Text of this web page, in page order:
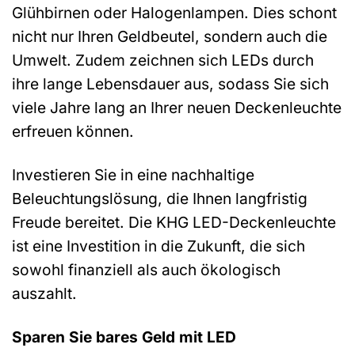
Glühbirnen oder Halogenlampen. Dies schont
nicht nur Ihren Geldbeutel, sondern auch die
Umwelt. Zudem zeichnen sich LEDs durch
ihre lange Lebensdauer aus, sodass Sie sich
viele Jahre lang an Ihrer neuen Deckenleuchte
erfreuen können.
Investieren Sie in eine nachhaltige
Beleuchtungslösung, die Ihnen langfristig
Freude bereitet. Die KHG LED-Deckenleuchte
ist eine Investition in die Zukunft, die sich
sowohl finanziell als auch ökologisch
auszahlt.
Sparen Sie bares Geld mit LED